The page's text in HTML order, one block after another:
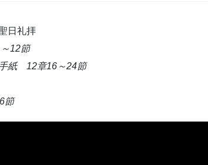
日礼拝
12節
紙 12章16～24節
節